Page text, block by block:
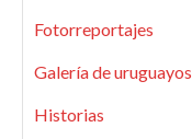
Fotorreportajes
Galería de uruguayos
Historias